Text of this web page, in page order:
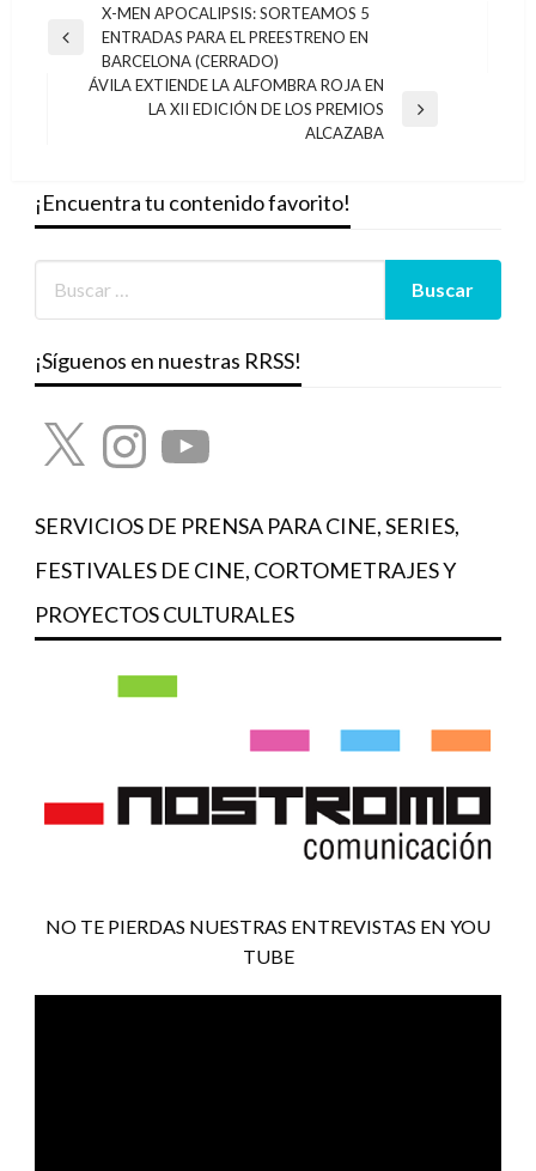
Navegación
de
entradas
Entrada
anterior
X-MEN APOCALIPSIS: SORTEAMOS 5
ENTRADAS PARA EL PREESTRENO EN
BARCELONA (CERRADO)
ÁVILA EXTIENDE LA ALFOMBRA ROJA EN
LA XII EDICIÓN DE LOS PREMIOS
ALCAZABA
¡Encuentra tu contenido favorito!
¡Síguenos en nuestras RRSS!
X InstagramYouTube
SERVICIOS DE PRENSA PARA CINE, SERIES,
FESTIVALES DE CINE, CORTOMETRAJES Y
PROYECTOS CULTURALES
NO TE PIERDAS NUESTRAS ENTREVISTAS EN YOU
TUBE